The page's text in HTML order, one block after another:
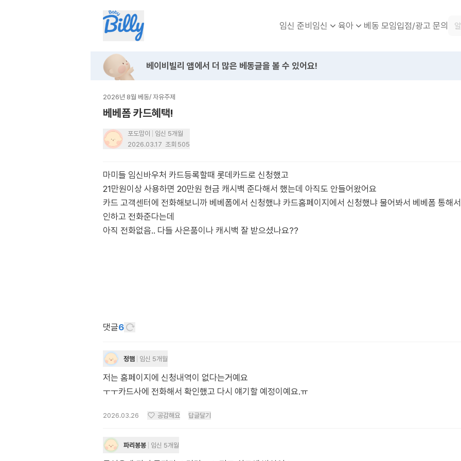
임신 준비임신 육아 베동 모임입점/광고 문의
베이비빌리 앱에서 더 많은 베동글을 볼 수 있어요!
2026년 8월 베동/ 자유주제
베베폼 카드혜택!
포도맘이
임신 5개월
2026.03.17 조회 505
마미들 임신바우처 카드등록할때 롯데카드로 신청했고
21만원이상 사용하면 20만원 현금 캐시백 준다해서 했는데 아직도 안들어왔어요
카드 고객센터에 전화해보니까 베베폼에서 신청했냐 카드홈페이지에서 신청했냐 물어봐서 베베폼 통해
인하고 전화준다는데
아직 전화없음.. 다들 사은품이나 캐시백 잘 받으셨나요??
댓글6
정햄 임신 5개월
저는 홈페이지에 신청내역이 없다는거예요
ㅜㅜ카드사에 전화해서 확인했고 다시 얘기할 예정이예요.ㅠ
2026.03.26 공감해요 답글달기
파리봉봉 임신 5개월